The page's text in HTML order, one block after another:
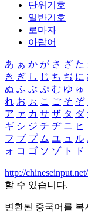
단위기호
일반기호
로마자
아랍어
あ ぁ か が さ ざ た
き ぎ し じ ち ぢ に
ぬ ふ ぶ ぷ む ゆ ゅ
れ お ぉ こ ご そ ぞ
ア ァ カ サ ザ タ ダ
ギ シ ジ チ ヂ ニ ヒ
フ ブ プ ム ユ ュ ル
ォ コ ゴ ソ ゾ ト ド
http://chineseinput.net/
할 수 있습니다.
변환된 중국어를 복